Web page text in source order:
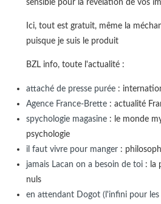
sensible pour la révélation de vos
Ici, tout est gratuit, même la
puisque je suis le produit
BZL info, toute l'actualité :
attaché de presse purée:
Agence France-Brette: actualité
spychologie magasine: le monde
psychologie
il faut vivre pour manger:
jamais Lacan on a besoin de toi: la
nuls
en attendant Dogot (l'infini pour les